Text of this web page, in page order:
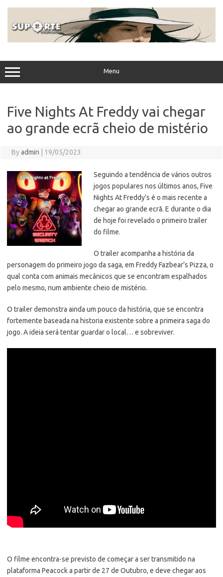
Menu
Five Nights At Freddy vai chegar
ao grande ecrã cheio de mistério
Byadmin 19/05/2023
Seguindo a tendência de vários outros
jogos populares nos últimos anos, Five
Nights At Freddy’s é o mais recente a
chegar ao grande ecrã. E durante o dia
de hoje foi revelado o primeiro trailer
do filme.
O trailer acompanha a história da
personagem do primeiro jogo da saga, em Freddy Fazbear’s Pizza, o
qual conta com animais mecânicos que se encontram espalhados
pelo mesmo, num ambiente cheio de mistério.
O trailer demonstra ainda um pouco da história, que se encontra
fortemente baseada na historia existente sobre a primeira saga do
jogo. A ideia será tentar guardar o local… e sobreviver.
O filme encontra-se previsto de começar a ser transmitido na
plataforma Peacock a partir de 27 de Outubro, e deve chegar aos